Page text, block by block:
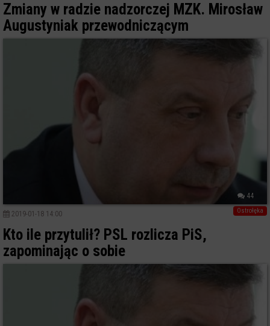
Zmiany w radzie nadzorczej MZK. Mirosław
Augustyniak przewodniczącym
44
Ostrołęka
2019-01-18 14:00
Kto ile przytulił? PSL rozlicza PiS,
zapominając o sobie